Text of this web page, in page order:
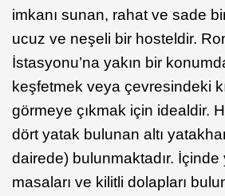
imkanı sunan, rahat ve sade
ucuz ve neşeli bir hosteldir.
İstasyonu’na yakın bir
keşfetmek veya çevresindeki
görmeye çıkmak için idealdir.
dört yatak bulunan altı
dairede) bulunmaktadır. İçinde
masaları ve kilitli dolapları